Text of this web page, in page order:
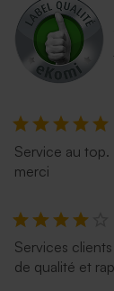
Service au
merci
Services
de qualité et